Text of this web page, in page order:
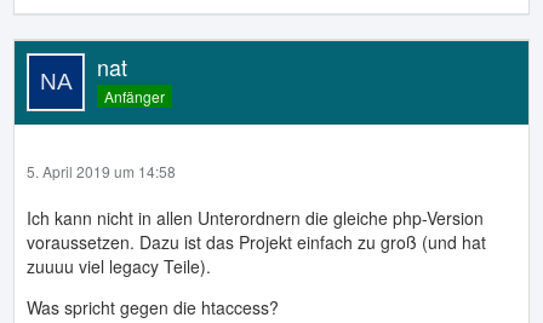
nat
Anfänger
5. April 2019 um 14:58
Ich kann nicht in allen Unterordnern die gleiche php-Version
voraussetzen. Dazu ist das Projekt einfach zu groß (und hat
zuuuu viel legacy Teile).
Was spricht gegen die htaccess?